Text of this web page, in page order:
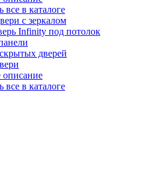
все в каталоге
с зеркалом
Infinity под потолок
дверей
все в каталоге